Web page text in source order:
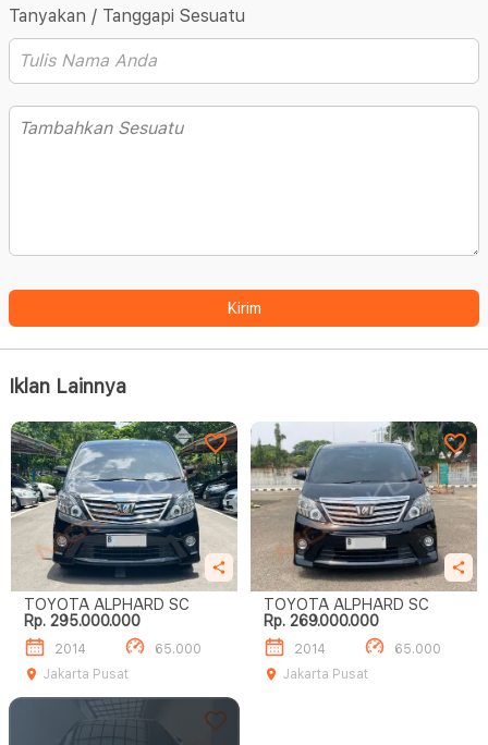
Tanyakan / Tanggapi Sesuatu
Kirim
Iklan Lainnya
TOYOTA ALPHARD SC
Rp. 295.000.000
2014
65.000
Jakarta Pusat
TOYOTA ALPHARD SC
Rp. 269.000.000
2014
65.000
Jakarta Pusat